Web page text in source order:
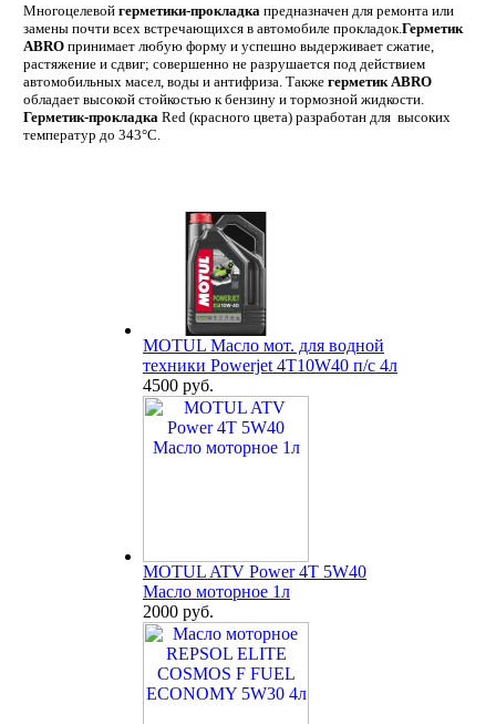
Многоцелевой герметики-прокладка предназначен для ремонта или
замены почти всех встречающихся в автомобиле прокладок. Герметик
ABRO принимает любую форму и успешно выдерживает сжатие,
растяжение и сдвиг; совершенно не разрушается под действием
автомобильных масел, воды и антифриза. Также герметик ABRO
обладает высокой стойкостью к бензину и тормозной жидкости.
Герметик-прокладка Red (красного цвета) разработан для высоких
температур до 343°С.
MOTUL Масло мот. для водной
техники Powerjet 4T10W40 п/с 4л
4500 руб.
MOTUL ATV Power 4T 5W40
Масло моторное 1л
2000 руб.